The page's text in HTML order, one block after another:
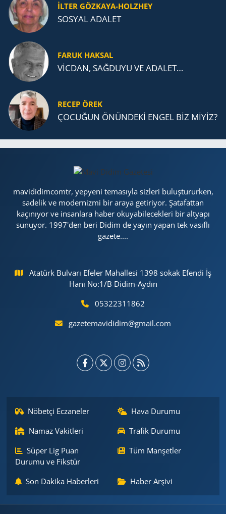
İLTER GÖZKAYA-HOLZHEY
SOSYAL ADALET
FARUK HAKSAL
VİCDAN, SAĞ­DU­YU VE ADA­LET…
RECEP ÖREK
ÇOCUĞUN ÖNÜNDEKİ ENGEL BİZ MİYİZ?
mavididimcomtr, yepyeni temasıyla sizleri buluştururken,
sadelik ve modernizmi bir araya getiriyor. Şatafattan
kaçınıyor ve insanlara haber okuyabilecekleri bir altyapı
sunuyor. 1997'den beri Didim de yayın yapan tek vasıflı
gazete....
Atatürk Bulvarı Efeler Mahallesi 1398 sokak Efendi İş
Hanı No:1/B Didim-Aydın
05322311862
gazetemavididim@gmail.com
Nöbetçi Eczaneler
Hava Durumu
Namaz Vakitleri
Trafik Durumu
Süper Lig Puan
Durumu ve Fikstür
Tüm Manşetler
Son Dakika Haberleri Haber Arşivi